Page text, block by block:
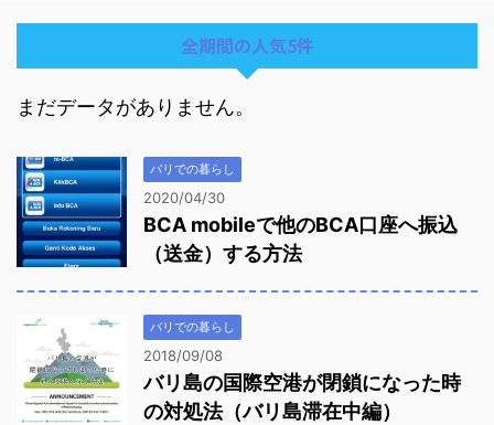
全期間の人気5件
まだデータがありません。
バリでの暮らし
2020/04/30
BCA mobileで他のBCA口座へ振込
（送金）する方法
バリでの暮らし
2018/09/08
バリ島の国際空港が閉鎖になった時
の対処法（バリ島滞在中編）